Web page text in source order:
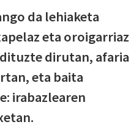
da lehiaketa
eta oroigarriaz
dirutan, afaria
eta baita
irabazlearen